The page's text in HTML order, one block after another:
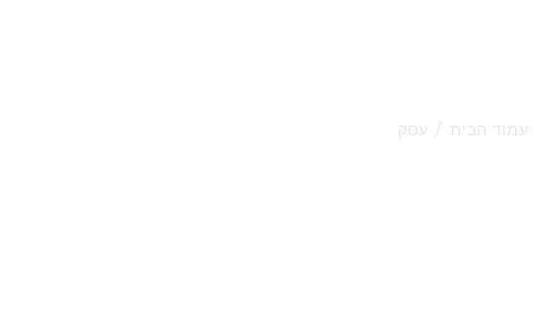
עמוד הבית / עסק